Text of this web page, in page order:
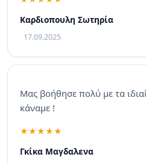
Καρδιοπουλη Σωτηρία
17.09.2025
Μας βοήθησε πολύ με τα
κάναμε !
Γκίκα Μαγδαλενα